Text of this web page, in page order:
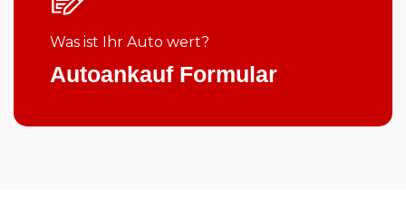
Was ist Ihr Auto wert?
Autoankauf Formular